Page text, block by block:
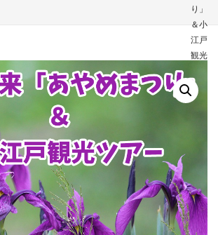
り」
＆小
江戸
観光